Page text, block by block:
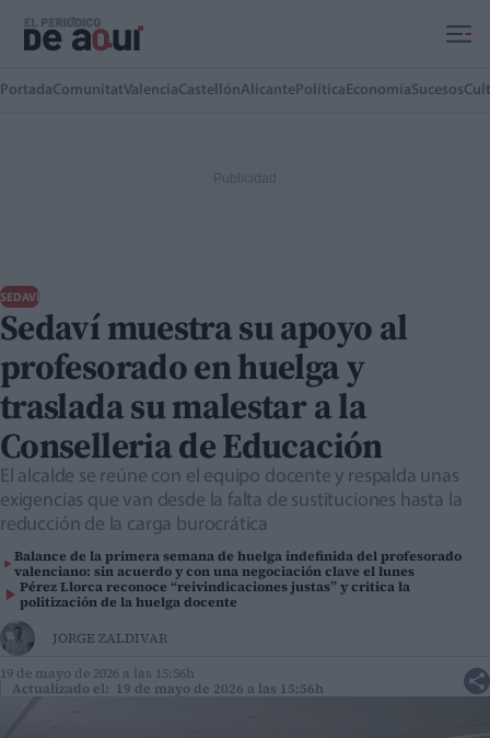
PortadaComunitatValenciaCastellónAlicante Política EconomíaSucesos
SEDAVÍ
Sedaví muestra su apoyo al
profesorado en huelga y
traslada su malestar a la
Conselleria de Educación
El alcalde se reúne con el equipo docente y respalda unas
exigencias que van desde la falta de sustituciones hasta la
reducción de la carga burocrática
Balance de la primera semana de huelga indefinida del profesorado
valenciano: sin acuerdo y con una negociación clave el lunes
Pérez Llorca reconoce “reivindicaciones justas” y critica la
politización de la huelga docente
JORGE ZALDIVAR
19 de mayo de 2026 a las 15:56h
Actualizado el: 19 de mayo de 2026 a las 15:56h